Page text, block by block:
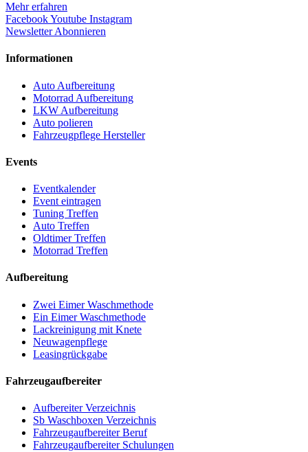
Mehr erfahren
FacebookYoutube Instagram
Newsletter Abonnieren
Informationen
Auto Aufbereitung
Motorrad Aufbereitung
LKW Aufbereitung
Auto polieren
Fahrzeugpflege Hersteller
Events
Eventkalender
Event eintragen
Tuning Treffen
Auto Treffen
Oldtimer Treffen
Motorrad Treffen
Aufbereitung
Zwei Eimer Waschmethode
Ein Eimer Waschmethode
Lackreinigung mit Knete
Neuwagenpflege
Leasingrückgabe
Fahrzeugaufbereiter
Aufbereiter Verzeichnis
Sb Waschboxen Verzeichnis
Fahrzeugaufbereiter Beruf
Fahrzeugaufbereiter Schulungen